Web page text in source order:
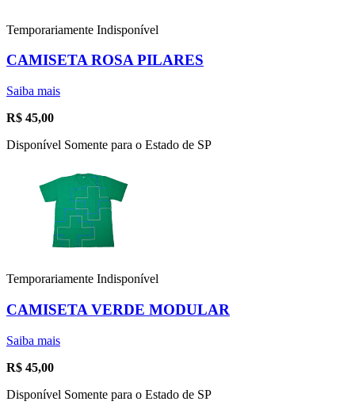
Temporariamente Indisponível
CAMISETA ROSA PILARES
Saiba mais
R$ 45,00
Disponível Somente para o Estado de SP
Temporariamente Indisponível
CAMISETA VERDE MODULAR
Saiba mais
R$ 45,00
Disponível Somente para o Estado de SP